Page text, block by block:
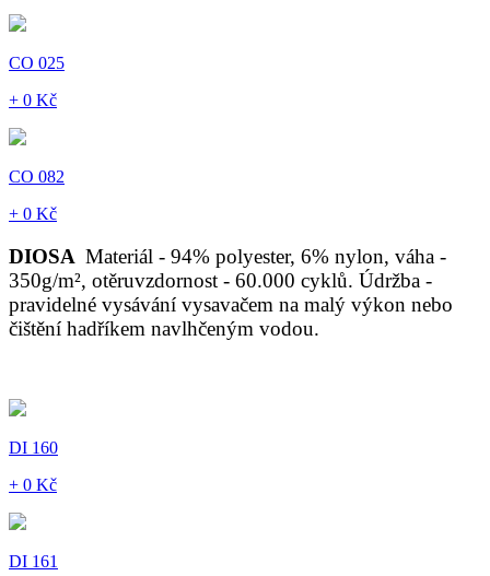
CO 025
+ 0 Kč
CO 082
+ 0 Kč
DIOSA Materiál - 94% polyester, 6% nylon, váha -
350g/m², otěruvzdornost - 60.000 cyklů. Údržba -
pravidelné vysávání vysavačem na malý výkon nebo
čištění hadříkem navlhčeným vodou.
DI 160
+ 0 Kč
DI 161